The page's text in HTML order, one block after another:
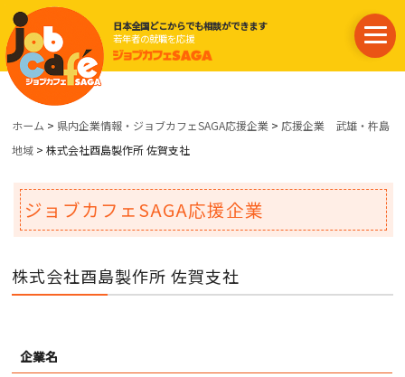
日本全国どこからでも相談ができます
若年者の就職を応援
ホーム > 県内企業情報・ジョブカフェSAGA応援企業 > 応援企業 武雄・杵島
地域 > 株式会社酉島製作所 佐賀支社
ジョブカフェSAGA応援企業
株式会社酉島製作所 佐賀支社
企業名